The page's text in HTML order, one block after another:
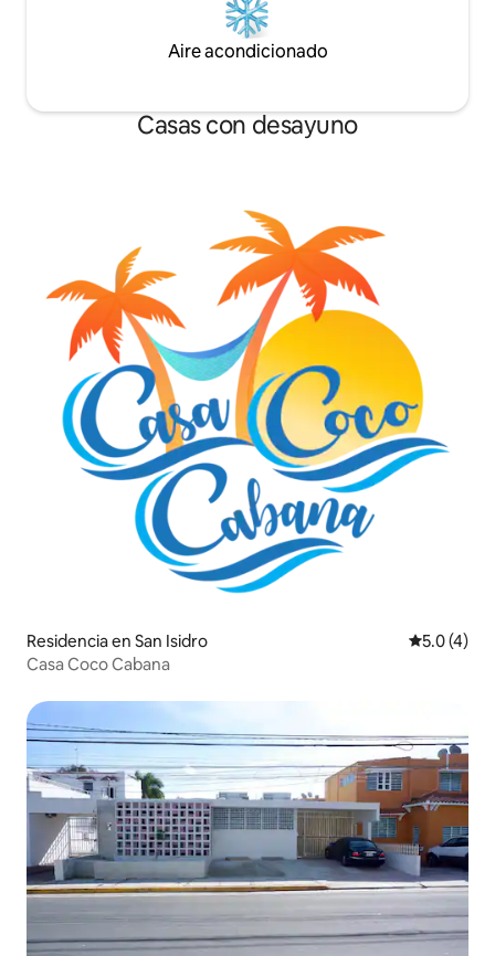
Aire acondicionado
Casas con desayuno
Residencia en San Isidro
5.0 (4)
Casa Coco Cabana